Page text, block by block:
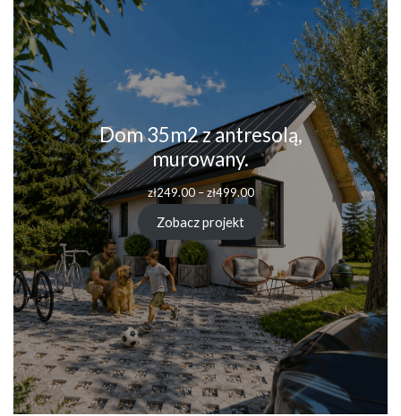
Dom 35m2 z antresolą,
murowany.
zł249.00–zł499.00
Zobacz projekt